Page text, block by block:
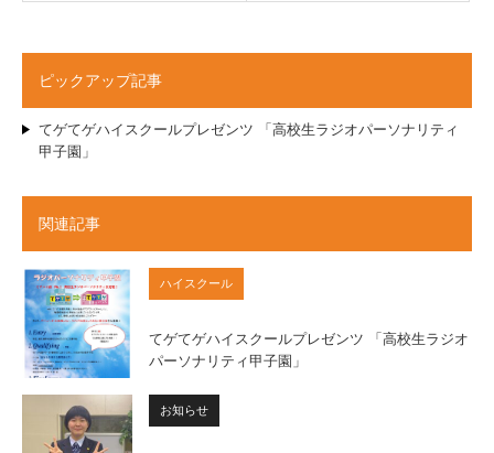
ピックアップ記事
てゲてゲハイスクールプレゼンツ 「高校生ラジオパーソナリティ
甲子園」
関連記事
ハイスクール
てゲてゲハイスクールプレゼンツ 「高校生ラジオ
パーソナリティ甲子園」
お知らせ